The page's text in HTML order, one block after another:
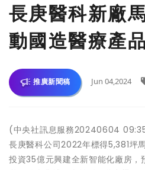
長庚醫科新廠
動國造醫療產品
推廣新聞稿 Jun 04,2024
(中央社訊息服務20240604
長庚醫科公司2022年標得5,381坪
投資35億元興建全新智能化廠房